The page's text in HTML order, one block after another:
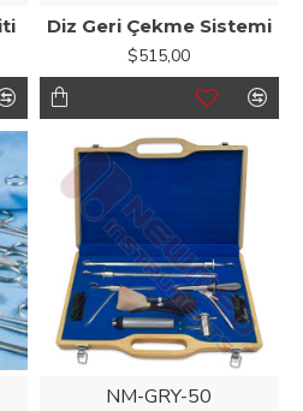
Diz Geri Çekme Sistemi
$515,00
NM-GRY-50